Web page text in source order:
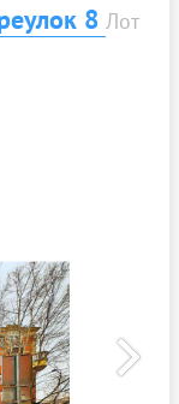
8 Лот